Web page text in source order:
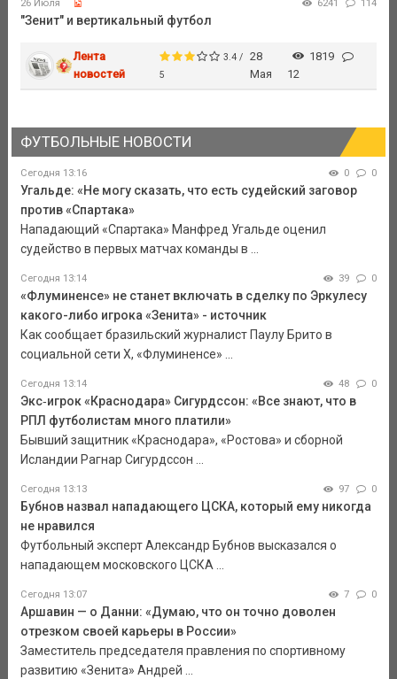
26 Июля 6241 114
"Зенит" и вертикальный футбол
Лента
новостей
3.4 /
5
28
Мая
1819
12
ФУТБОЛЬНЫЕ НОВОСТИ
Сегодня 13:16 0 0
Угальде: «Не могу сказать, что есть судейский заговор
против «Спартака»
Нападающий «Спартака» Манфред Угальде оценил
судейство в первых матчах команды в ...
Сегодня 13:14 39 0
«Флуминенсе» не станет включать в сделку по Эркулесу
какого-либо игрока «Зенита» - источник
Как сообщает бразильский журналист Паулу Брито в
социальной сети Х, «Флуминенсе» ...
Сегодня 13:14 48 0
Экс‑игрок «Краснодара» Сигурдссон: «Все знают, что в
РПЛ футболистам много платили»
Бывший защитник «Краснодара», «Ростова» и сборной
Исландии Рагнар Сигурдссон ...
Сегодня 13:13 97 0
Бубнов назвал нападающего ЦСКА, который ему никогда
не нравился
Футбольный эксперт Александр Бубнов высказался о
нападающем московского ЦСКА ...
Сегодня 13:07 7 0
Аршавин — о Данни: «Думаю, что он точно доволен
отрезком своей карьеры в России»
Заместитель председателя правления по спортивному
развитию «Зенита» Андрей ...